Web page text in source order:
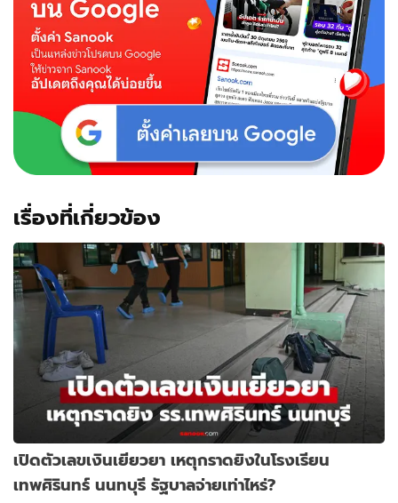
เรื่องที่เกี่ยวข้อง
เปิดตัวเลขเงินเยียวยา เหตุกราดยิงในโรงเรียน
เทพศิรินทร์ นนทบุรี รัฐบาลจ่ายเท่าไหร่?